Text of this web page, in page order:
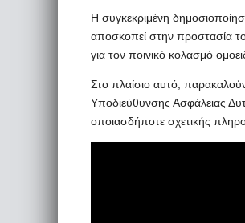
Η συγκεκριμένη
αποσκοπεί στην προστασία
για τον ποινικό κολασμό
Στο πλαίσιο αυτό,
Υποδιεύθυνσης Ασφάλειας
οποιασδήποτε σχετικής